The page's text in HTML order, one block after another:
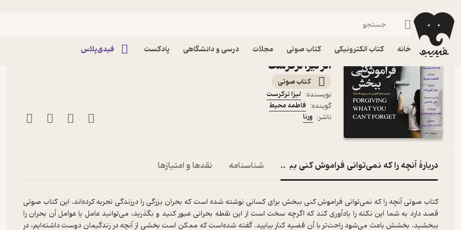
خانه کتاب الکترونیکی کتاب صوتی مجلات درسی و دانشگاهی پادکست فیدی‌پلاس
فیدیبو کتاب صوتی
کتاب صوتی آنچه را که نمی‌توانی فراموش کنی ببخش
اثر لیزا ترکرست
کتاب صوتی
نویسنده: لیزا ترکرست
گوینده: فاطمه محیط
ناشر: ورنا
دربارۀ آنچه را که نمی‌توانی فراموش کنی ببخش شناسنامه نقدها و امتیازها
کتاب صوتی آنچه را که نمی‌توانی فراموش کنی ببخش برای کسانی نوشته شده است که بحران بزرگی را درزندگی تجربه کرده‌اند. این کتاب صوتی
قصد دارد به شما این نکته را یادآوری کند که اگرچه سخت است از این نقطه بحرانی عبور کنید و بگذرید، می‌توانید عامل یا عوامل آن بحران را
ببخشید. بخشش باعث می‌شود راحت‌تر با آن قضیه کنار بیایید. گفته شده‌است که ممکن است بخشی از آنچه در زندگیمان دوست داشته‌ایم، در